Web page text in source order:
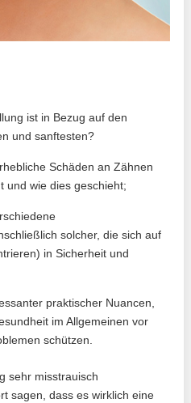
ist in Bezug auf den
und sanftesten?
Schäden an Zähnen
und wie dies geschieht;
solcher, die sich auf
in Sicherheit und
praktischer Nuancen,
im Allgemeinen vor
schützen.
sehr misstrauisch
sagen, dass es wirklich eine